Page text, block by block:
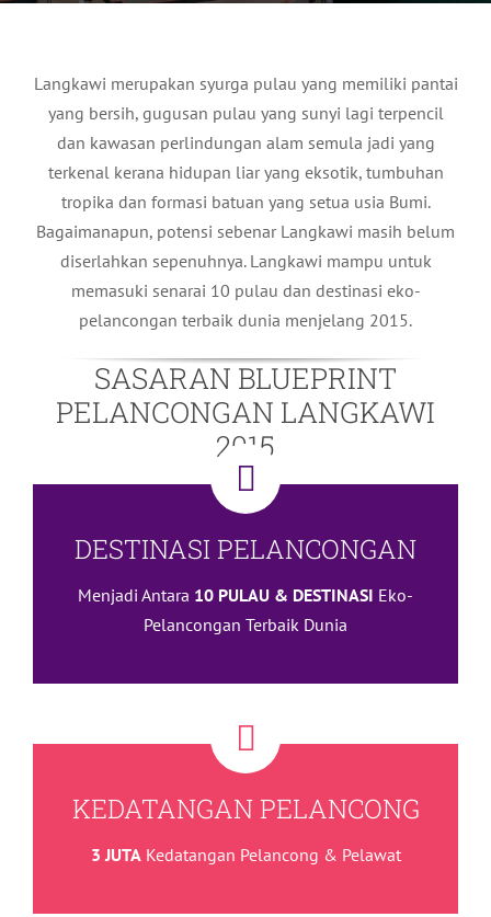
Langkawi merupakan syurga pulau yang memiliki pantai
yang bersih, gugusan pulau yang sunyi lagi terpencil
dan kawasan perlindungan alam semula jadi yang
terkenal kerana hidupan liar yang eksotik, tumbuhan
tropika dan formasi batuan yang setua usia Bumi.
Bagaimanapun, potensi sebenar Langkawi masih belum
diserlahkan sepenuhnya. Langkawi mampu untuk
memasuki senarai 10 pulau dan destinasi eko-
pelancongan terbaik dunia menjelang 2015.
SASARAN BLUEPRINT
PELANCONGAN LANGKAWI
2015
DESTINASI PELANCONGAN
Menjadi Antara 10 PULAU & DESTINASI Eko-
Pelancongan Terbaik Dunia
KEDATANGAN PELANCONG
3 JUTAKedatangan Pelancong & Pelawat